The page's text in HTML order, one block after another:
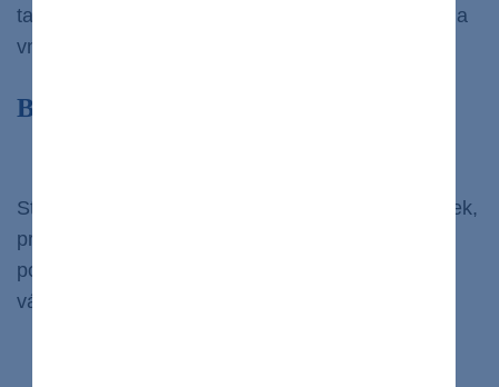
tak dlho ako dospelí, pretože sú oveľa citlivejšie na
vnem. Studenú vodu vnímajú senzitívnejšie.
Benefity otužovania
Studená voda pomáha zvýšiť počet bielych krviniek,
pretože telo je nútené reagovať na meniace sa
podmienky. Po čase sa zvyšuje obranyschopnosť
vášho organizmu.